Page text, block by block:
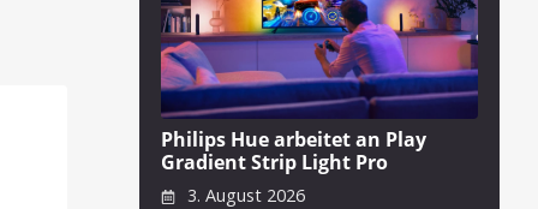
Philips Hue arbeitet an Play
Gradient Strip Light Pro
3. August 2026